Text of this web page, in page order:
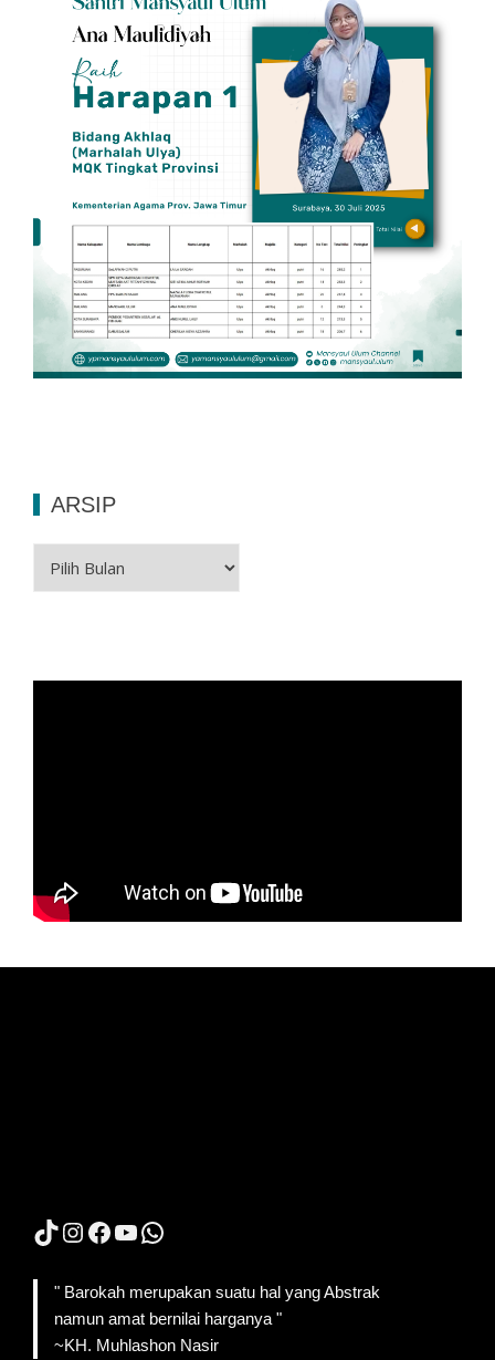
ARSIP
TikTok
Instagram
Facebook
YouTube
WhatsApp
" Barokah merupakan suatu hal yang Abstrak
namun amat bernilai harganya "
~KH. Muhlashon Nasir